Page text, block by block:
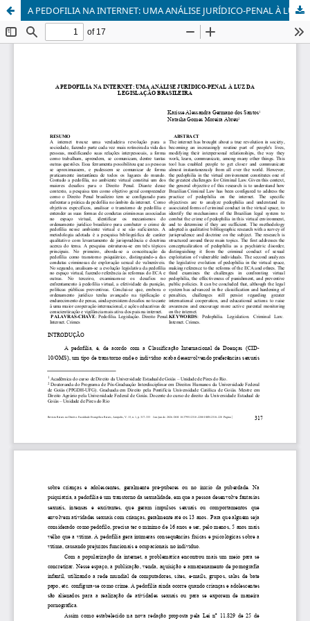
A PEDOFILIA NA INTERNET: UMA ANÁLISE JURÍDICO-PENAL À LUZ DA LEGISLAÇÃO BRASILEIRA